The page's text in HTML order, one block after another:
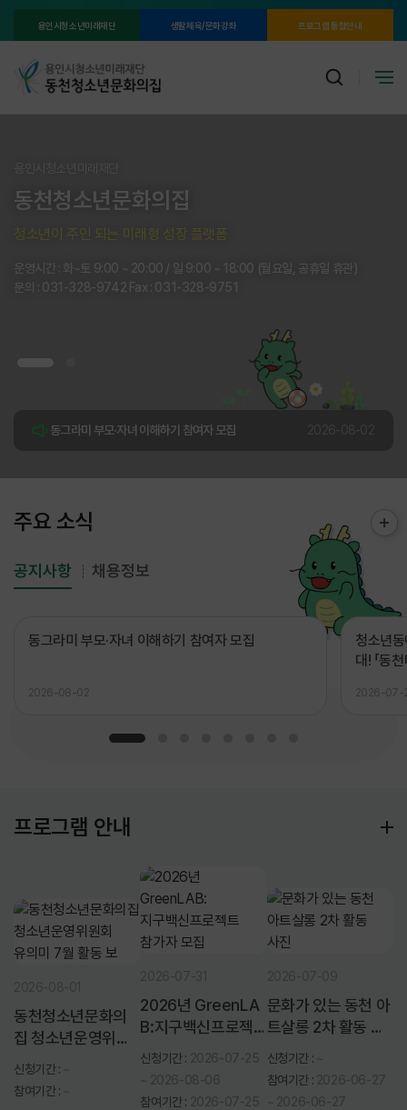
용인시청소년미래재단 생활체육/문화강좌 프로그램 통합안내
동천청소년문화의집
청소년이 주인 되는 미래형 성장 플랫폼
운영시간 : 화~토 9:00 ~ 20:00 / 일 9:00 ~ 18:00 (월요일, 공휴일 휴관)
문의 : 031-328-9742 Fax : 031-328-9751
동천청소년문화의집
청소년이 주인 되는 미래형 성장 플랫폼
운영시간 : 화~토 9:00 ~ 20:00 / 일 9:00 ~ 18:00 (월요일, 공휴일 휴관)
문의 : 031-328-9742 Fax : 031-328-9751
동그라미 부모·자녀 이해하기 참여자 모집
주요 소식
공지사항 채용정보
동그라미 부모·자녀 이해하기 참여자 모집
2026-08-02
청소년
대! 「동
2026-07-
프로그램 안내
동천청소년문화의
집 청소년운영위원
회 유의미 7월 활동
보
신청기간 :
참여기간 :
2026년 GreenLA
B:지구백신프로젝
트 참가자 모집
신청기간 :
참여기간 :
문화가 있는 동천 아
트살롱 2차 활동 사
진
신청기간 :
참여기간 :